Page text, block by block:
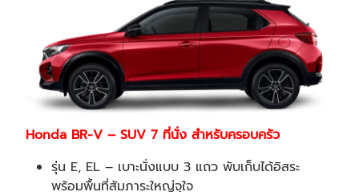
Honda BR-V – SUV 7 ที่นั่ง สำหรับครอบครัว
รุ่น E, EL – เบาะนั่งแบบ 3 แถว พับเก็บได้อิสระ
พร้อมพื้นที่สัมภาระใหญ่จุใจ